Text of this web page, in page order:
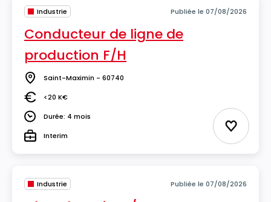
Industrie Publiée le 07/08/2026
Conducteur de ligne de
production F/H
Lieu Saint-Maximin - 60740
Salaire<20 K€
DuréeDurée: 4 mois
TypeInterim Ajouter
Industrie Publiée le 07/08/2026